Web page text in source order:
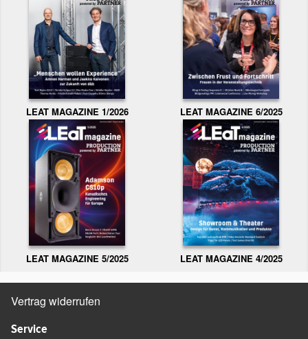
LEAT MAGAZINE 1/2026 LEAT MAGAZINE 6/2025
LEAT MAGAZINE 5/2025 LEAT MAGAZINE 4/2025
Vertrag widerrufen
Service